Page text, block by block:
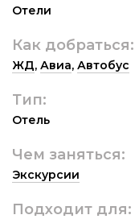
Отели
Как добраться:
ЖД, Авиа, Автобус
Тип:
Отель
Чем заняться:
Экскурсии
Подходит для: